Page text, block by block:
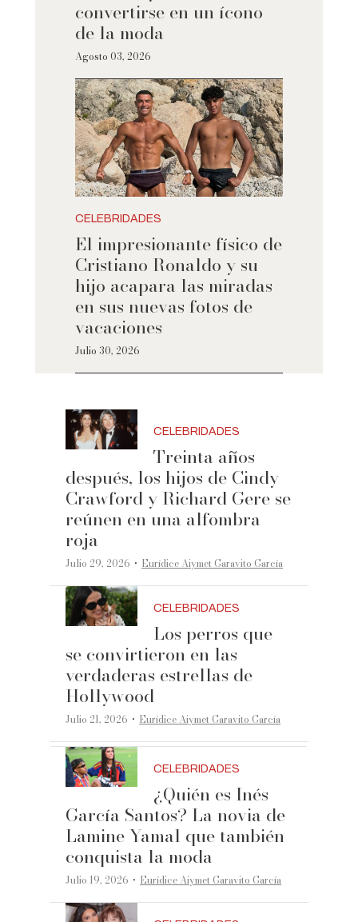
convertirse en un ícono
de la moda
Agosto 03, 2026
CELEBRIDADES
El impresionante físico de
Cristiano Ronaldo y su
hijo acapara las miradas
en sus nuevas fotos de
vacaciones
Julio 30, 2026
CELEBRIDADES
Treinta años
después, los hijos de Cindy
Crawford y Richard Gere se
reúnen en una alfombra
roja
Julio 29, 2026 ·Eurídice Aiymet Garavito García
CELEBRIDADES
Los perros que
se convirtieron en las
verdaderas estrellas de
Hollywood
Julio 21, 2026 ·Eurídice Aiymet Garavito García
CELEBRIDADES
¿Quién es Inés
García Santos? La novia de
Lamine Yamal que también
conquista la moda
Julio 19, 2026 ·Eurídice Aiymet Garavito García